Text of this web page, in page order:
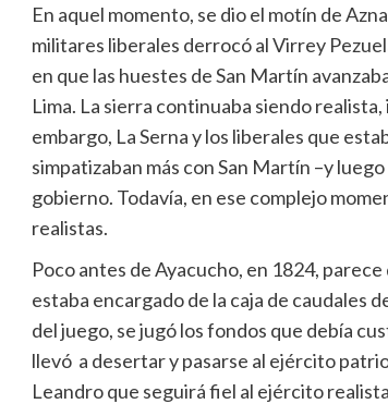
En aquel momento, se dio el motín de
militares liberales derrocó al Virrey
en que las huestes de San Martín
Lima. La sierra continuaba siendo
embargo, La Serna y los liberales que
simpatizaban más con San Martín –y
gobierno. Todavía, en ese complejo
realistas.
Poco antes de Ayacucho, en 1824, parece
estaba encargado de la caja de caudales
del juego, se jugó los fondos que debía
llevó a desertar y pasarse al ejército
Leandro que seguirá fiel al ejército